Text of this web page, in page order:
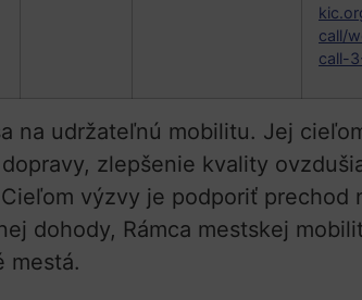
call/
call-
na udržateľnú mobilitu. Jej
zlepšenie kvality
výzvy je podporiť prechod
dohody, Rámca mestskej
mestá.